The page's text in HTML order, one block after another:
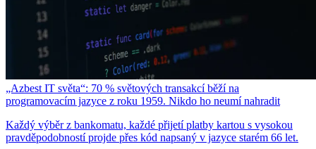
„Azbest IT světa“: 70 % světových transakcí běží na
programovacím jazyce z roku 1959. Nikdo ho neumí nahradit
Každý výběr z bankomatu, každé přijetí platby kartou s vysokou
pravděpodobností projde přes kód napsaný v jazyce starém 66 let.